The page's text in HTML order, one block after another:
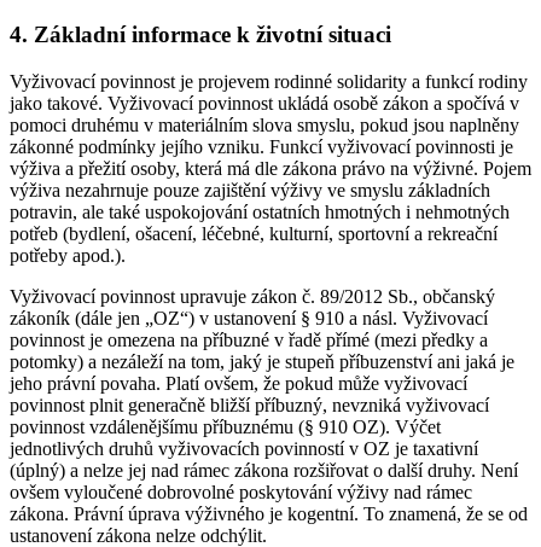
4. Základní informace k životní situaci
Vyživovací povinnost je projevem rodinné solidarity a funkcí rodiny
jako takové. Vyživovací povinnost ukládá osobě zákon a spočívá v
pomoci druhému v materiálním slova smyslu, pokud jsou naplněny
zákonné podmínky jejího vzniku. Funkcí vyživovací povinnosti je
výživa a přežití osoby, která má dle zákona právo na výživné. Pojem
výživa nezahrnuje pouze zajištění výživy ve smyslu základních
potravin, ale také uspokojování ostatních hmotných i nehmotných
potřeb (bydlení, ošacení, léčebné, kulturní, sportovní a rekreační
potřeby apod.).
Vyživovací povinnost upravuje zákon č. 89/2012 Sb., občanský
zákoník (dále jen „OZ“) v ustanovení § 910 a násl. Vyživovací
povinnost je omezena na příbuzné v řadě přímé (mezi předky a
potomky) a nezáleží na tom, jaký je stupeň příbuzenství ani jaká je
jeho právní povaha. Platí ovšem, že pokud může vyživovací
povinnost plnit generačně bližší příbuzný, nevzniká vyživovací
povinnost vzdálenějšímu příbuznému (§ 910 OZ). Výčet
jednotlivých druhů vyživovacích povinností v OZ je taxativní
(úplný) a nelze jej nad rámec zákona rozšiřovat o další druhy. Není
ovšem vyloučené dobrovolné poskytování výživy nad rámec
zákona. Právní úprava výživného je kogentní. To znamená, že se od
ustanovení zákona nelze odchýlit.